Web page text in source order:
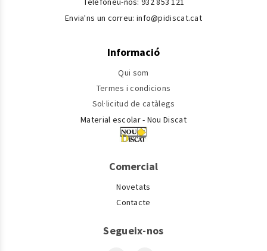
Envia'ns un correu: info@pidiscat.cat
Informació
Qui som
Termes i condicions
Sol·licitud de catàlegs
Material escolar - Nou Discat
Comercial
Novetats
Contacte
Segueix-nos